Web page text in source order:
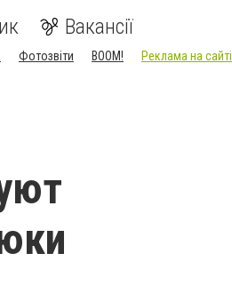
Вакансії
Фотозвіти BOOM! Реклама на сайті